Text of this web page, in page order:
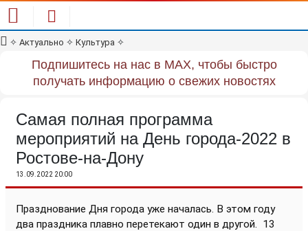
✧ Актуально ✧ Культура ✧
Подпишитесь на нас в MAX, чтобы быстро
получать информацию о свежих новостях
Самая полная программа
мероприятий на День города-2022 в
Ростове-на-Дону
13.09.2022 20:00
Празднование Дня города уже началась. В этом году
два праздника плавно перетекают один в другой. 13